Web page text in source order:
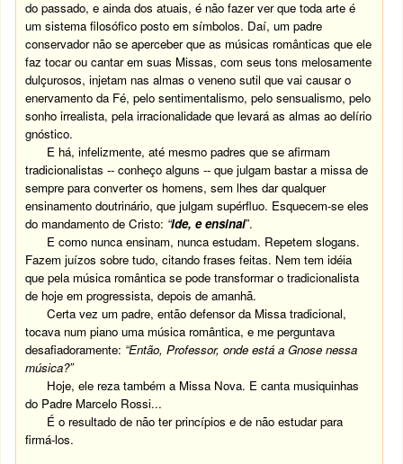
do passado, e ainda dos atuais, é não fazer ver que toda arte é
um sistema filosófico posto em símbolos. Daí, um padre
conservador não se aperceber que as músicas românticas que ele
faz tocar ou cantar em suas Missas, com seus tons melosamente
dulçurosos, injetam nas almas o veneno sutil que vai causar o
enervamento da Fé, pelo sentimentalismo, pelo sensualismo, pelo
sonho irrealista, pela irracionalidade que levará as almas ao delírio
gnóstico.
E há, infelizmente, até mesmo padres que se afirmam
tradicionalistas -- conheço alguns -- que julgam bastar a missa de
sempre para converter os homens, sem lhes dar qualquer
ensinamento doutrinário, que julgam supérfluo. Esquecem-se eles
do mandamento de Cristo: “Ide, e ensinai”.
E como nunca ensinam, nunca estudam. Repetem slogans.
Fazem juízos sobre tudo, citando frases feitas. Nem tem idéia
que pela música romântica se pode transformar o tradicionalista
de hoje em progressista, depois de amanhã.
Certa vez um padre, então defensor da Missa tradicional,
tocava num piano uma música romântica, e me perguntava
desafiadoramente: “Então, Professor, onde está a Gnose nessa
música?”
Hoje, ele reza também a Missa Nova. E canta musiquinhas
do Padre Marcelo Rossi...
É o resultado de não ter princípios e de não estudar para
firmá-los.